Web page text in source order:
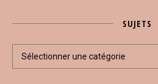
SUJETS
Sujets